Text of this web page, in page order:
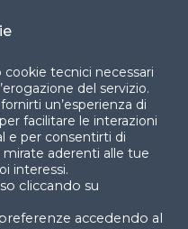
tecnici necessari
del servizio.
un’esperienza di
facilitare le interazioni
e per consentirti di
aderenti alle tue
interessi.
cliccando su
accedendo al